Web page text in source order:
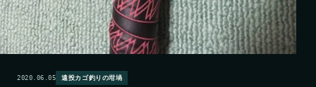
2020.06.05 遠投カゴ釣りの坩堝